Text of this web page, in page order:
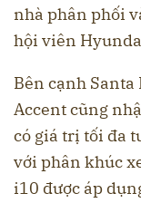
nhà phân phối
hội viên
Bên cạnh Santa
Accent cũng
có giá trị tối đa
với phân khúc
i10 được áp